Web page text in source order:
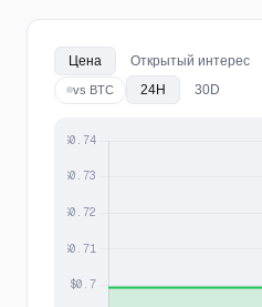
Цена Открытый интерес
vs BTC 24H 30D